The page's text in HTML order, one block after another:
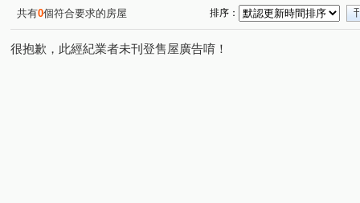
共有0個符合要求的房屋 排序：
很抱歉，此經紀業者未刊登售屋廣告唷！